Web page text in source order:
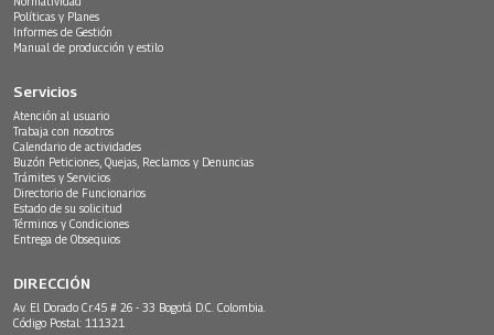
Políticas y Planes
Informes de Gestión
Manual de producción y estilo
Servicios
Atención al usuario
Trabaja con nosotros
Calendario de actividades
Buzón Peticiones, Quejas, Reclamos y Denuncias
Trámites y Servicios
Directorio de Funcionarios
Estado de su solicitud
Términos y Condiciones
Entrega de Obsequios
DIRECCIÓN
Av. El Dorado Cr.45 # 26 - 33 Bogotá D.C. Colombia.
Código Postal: 111321